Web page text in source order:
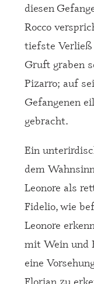
diesen
Rocco
tiefste Verließ
Gruft graben
Pizarro; auf
Gefangenen
gebracht.
Ein
dem
Leonore als
Fidelio, wie
Leonore
mit Wein und
eine